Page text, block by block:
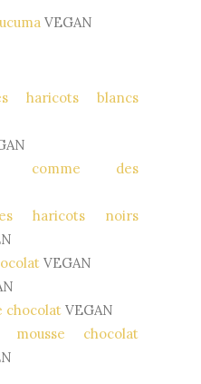
VEGAN
haricots blancs
comme des
haricots noirs
VEGAN
chocolat VEGAN
chocolat